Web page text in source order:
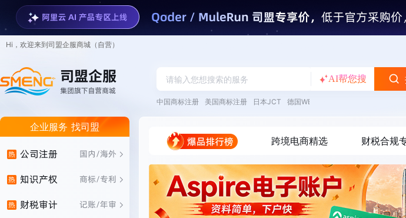
Hi，欢迎来到司盟企服商城（自营）
AI帮您搜 搜索
中国商标注册 美国商标注册 日本JCT 德国WEEE
企业服务 找司盟
公司注册 国内/海外
知识产权 商标/专利
财税审计 记账/年审
跨境电商精选 财税合规